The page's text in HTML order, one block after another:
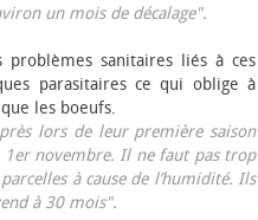
un mois de décalage".
sanitaires liés à ces
parasitaires ce qui oblige à
que les bœufs.
lors de leur première saison
novembre. Il ne faut pas trop
à cause de l’humidité. Ils
à 30 mois".